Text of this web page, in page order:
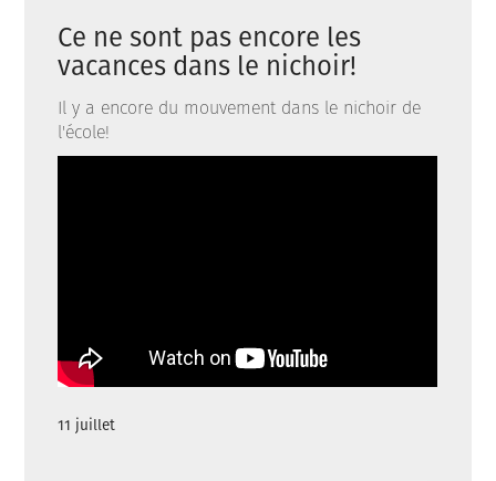
Ce ne sont pas encore les
vacances dans le nichoir!
Il y a encore du mouvement dans le nichoir de
l'école!
11 juillet